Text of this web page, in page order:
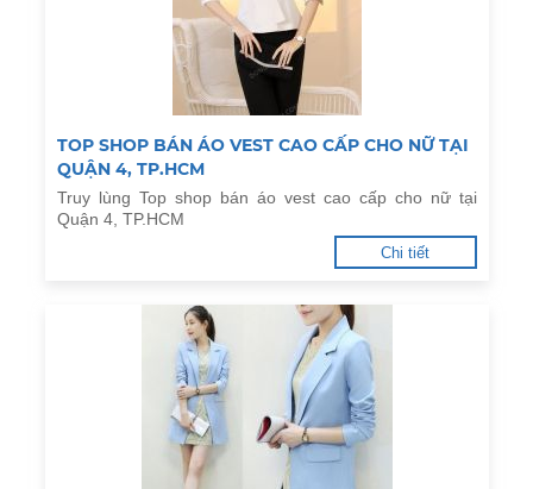
TOP SHOP BÁN ÁO VEST CAO CẤP CHO NỮ TẠI
QUẬN 4, TP.HCM
Truy lùng Top shop bán áo vest cao cấp cho nữ tại
Quận 4, TP.HCM
Chi tiết